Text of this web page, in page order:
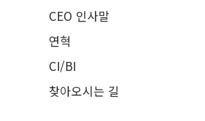
CEO 인사말
연혁
CI/BI
찾아오시는 길
대용량 컨텐츠 아카
솔루션
CAIntegrator는 원본보존이 필요한 대
솔루션으로, 작은 파일을 대량으로 관